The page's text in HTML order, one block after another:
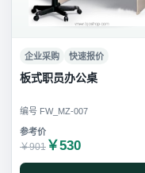
企业采购 快速报价
板式职员办公桌
编号 FW_MZ-007
￥901 ￥530